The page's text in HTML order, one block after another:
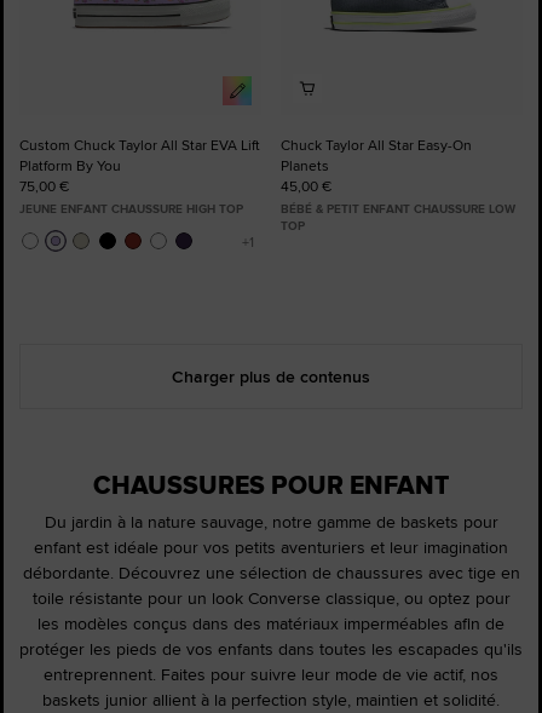
Custom Chuck Taylor All Star EVA Lift
Platform By You
75,00 €
JEUNE ENFANT CHAUSSURE HIGH TOP
Chuck Taylor All Star Easy-On
Planets
45,00 €
BÉBÉ & PETIT ENFANT CHAUSSURE LOW
TOP
Charger plus de contenus
CHAUSSURES POUR ENFANT
Du jardin à la nature sauvage, notre gamme de baskets pour
enfant est idéale pour vos petits aventuriers et leur imagination
débordante. Découvrez une sélection de chaussures avec tige en
toile résistante pour un look Converse classique, ou optez pour
les modèles conçus dans des matériaux imperméables afin de
protéger les pieds de vos enfants dans toutes les escapades qu'ils
entreprennent. Faites pour suivre leur mode de vie actif, nos
baskets junior allient à la perfection style, maintien et solidité.